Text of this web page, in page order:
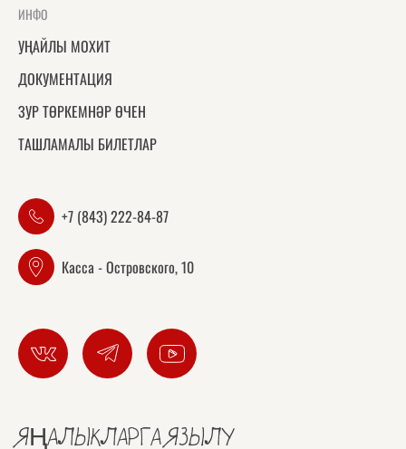
ИНФО
УҢАЙЛЫ МОХИТ
ДОКУМЕНТАЦИЯ
ЗУР ТӨРКЕМНӘР ӨЧЕН
ТАШЛАМАЛЫ БИЛЕТЛАР
+7 (843) 222-84-87
Касса - Островского, 10
ЯҢАЛЫКЛАРГА ЯЗЫЛУ